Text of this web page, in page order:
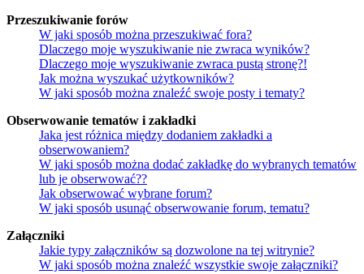
Przeszukiwanie forów
W jaki sposób można przeszukiwać fora?
Dlaczego moje wyszukiwanie nie zwraca wyników?
Dlaczego moje wyszukiwanie zwraca pustą stronę?!
Jak można wyszukać użytkowników?
W jaki sposób można znaleźć swoje posty i tematy?
Obserwowanie tematów i zakładki
Jaka jest różnica między dodaniem zakładki a
obserwowaniem?
W jaki sposób można dodać zakładkę do wybranych tematów
lub je obserwować??
Jak obserwować wybrane forum?
W jaki sposób usunąć obserwowanie forum, tematu?
Załączniki
Jakie typy załączników są dozwolone na tej witrynie?
W jaki sposób można znaleźć wszystkie swoje załączniki?